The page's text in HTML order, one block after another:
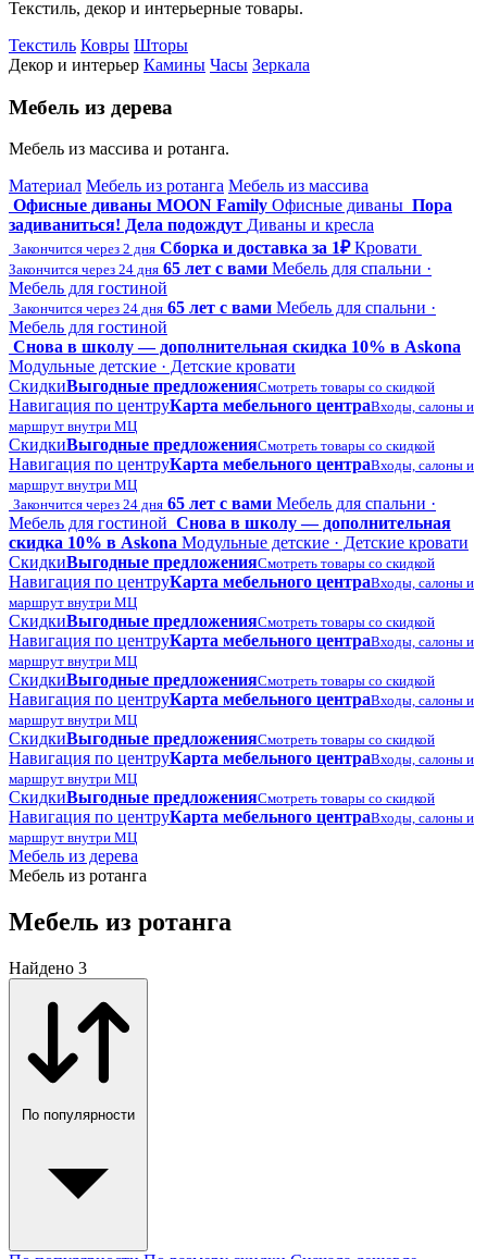
Текстиль, декор и интерьерные товары.
Текстиль Ковры Шторы
Декор и интерьер Камины Часы Зеркала
Мебель из дерева
Мебель из массива и ротанга.
Материал Мебель из ротанга Мебель из массива
Офисные диваны MOON Family Офисные диваны Пора
задиваниться! Дела подождут Диваны и кресла
Закончится через 2 дня Сборка и доставка за 1₽ Кровати
Закончится через 24 дня 65 лет с вами Мебель для спальни ·
Мебель для гостиной
Закончится через 24 дня 65 лет с вами Мебель для спальни ·
Мебель для гостиной
Снова в школу — дополнительная скидка 10% в Askona
Модульные детские · Детские кровати
СкидкиВыгодные предложенияСмотреть товары со скидкой
Навигация по центруКарта мебельного центраВходы, салоны и
маршрут внутри МЦ
СкидкиВыгодные предложенияСмотреть товары со скидкой
Навигация по центруКарта мебельного центраВходы, салоны и
маршрут внутри МЦ
Закончится через 24 дня 65 лет с вами Мебель для спальни ·
Мебель для гостиной Снова в школу — дополнительная
скидка 10% в Askona Модульные детские · Детские кровати
СкидкиВыгодные предложенияСмотреть товары со скидкой
Навигация по центруКарта мебельного центраВходы, салоны и
маршрут внутри МЦ
СкидкиВыгодные предложенияСмотреть товары со скидкой
Навигация по центруКарта мебельного центраВходы, салоны и
маршрут внутри МЦ
СкидкиВыгодные предложенияСмотреть товары со скидкой
Навигация по центруКарта мебельного центраВходы, салоны и
маршрут внутри МЦ
СкидкиВыгодные предложенияСмотреть товары со скидкой
Навигация по центруКарта мебельного центраВходы, салоны и
маршрут внутри МЦ
СкидкиВыгодные предложенияСмотреть товары со скидкой
Навигация по центруКарта мебельного центраВходы, салоны и
маршрут внутри МЦ
Мебель из дерева
Мебель из ротанга
Мебель из ротанга
Найдено 3
По популярности